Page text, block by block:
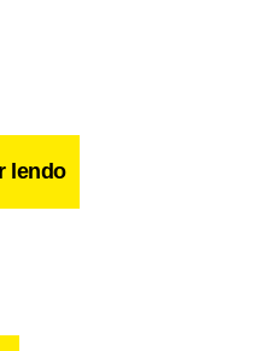
lendo